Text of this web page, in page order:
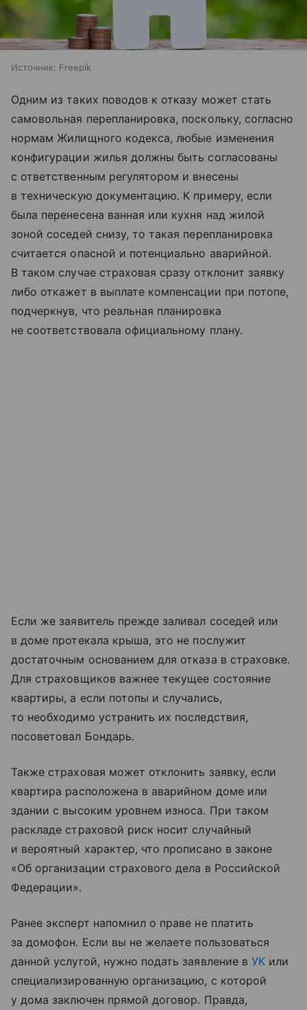
Источник: Freepik
Одним из таких поводов к отказу может стать
самовольная перепланировка, поскольку, согласно
нормам Жилищного кодекса, любые изменения
конфигурации жилья должны быть согласованы
с ответственным регулятором и внесены
в техническую документацию. К примеру, если
была перенесена ванная или кухня над жилой
зоной соседей снизу, то такая перепланировка
считается опасной и потенциально аварийной.
В таком случае страховая сразу отклонит заявку
либо откажет в выплате компенсации при потопе,
подчеркнув, что реальная планировка
не соответствовала официальному плану.
Если же заявитель прежде заливал соседей или
в доме протекала крыша, это не послужит
достаточным основанием для отказа в страховке.
Для страховщиков важнее текущее состояние
квартиры, а если потопы и случались,
то необходимо устранить их последствия,
посоветовал Бондарь.
Также страховая может отклонить заявку, если
квартира расположена в аварийном доме или
здании с высоким уровнем износа. При таком
раскладе страховой риск носит случайный
и вероятный характер, что прописано в законе
«Об организации страхового дела в Российской
Федерации».
Ранее эксперт напомнил о праве не платить
за домофон. Если вы не желаете пользоваться
данной услугой, нужно подать заявление в УК или
специализированную организацию, с которой
у дома заключен прямой договор. Правда,